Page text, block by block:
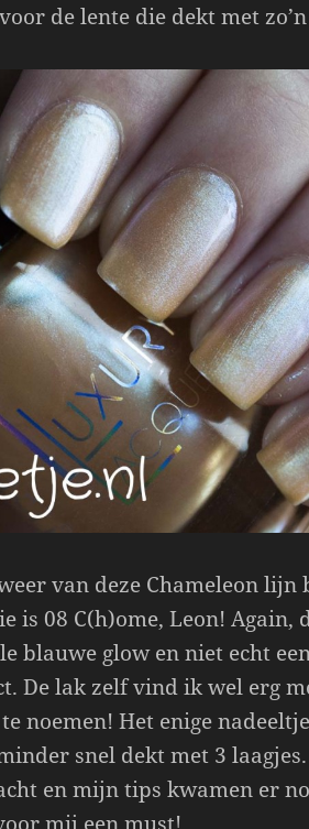
de lente die dekt met
van deze Chameleon
is 08 C(h)ome, Leon! Again,
blauwe glow en niet echt
De lak zelf vind ik wel erg
noemen! Het enige
snel dekt met 3
en mijn tips kwamen er